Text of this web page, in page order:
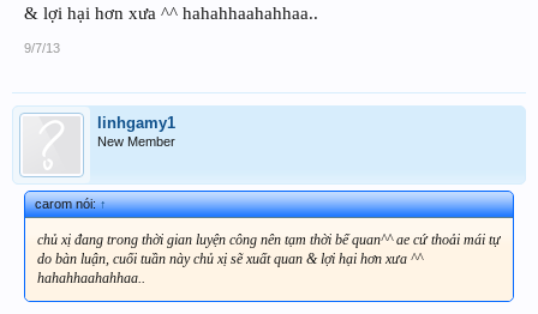
& lợi hại hơn xưa ^^ hahahhaahahhaa..
9/7/13
linhgamy1
New Member
carom nói:↑
chủ xị đang trong thời gian luyện công nên tạm thời bế quan^^ ae cứ thoải mái tự
do bàn luận, cuối tuần này chủ xị sẽ xuất quan & lợi hại hơn xưa ^^
hahahhaahahhaa..